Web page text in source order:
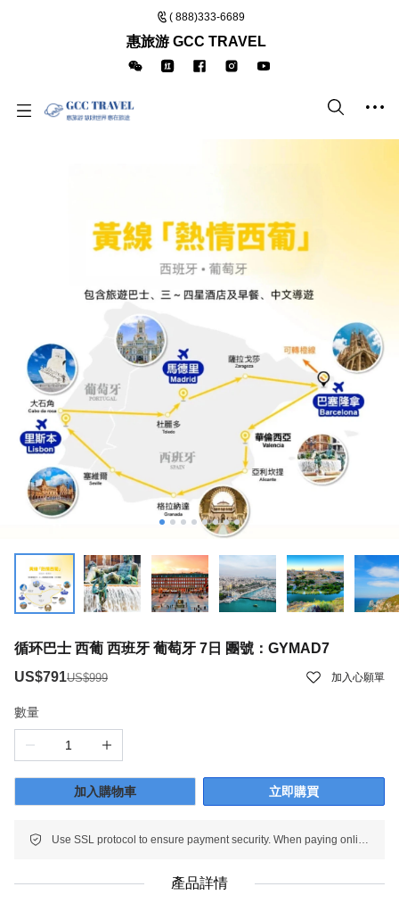
( 888)333-6689
惠旅游 GCC TRAVEL
循环巴士 西葡 西班牙 葡萄牙 7日 團號：GYMAD7
US$791US$999 加入心願單
數量
加入購物車 立即購買
Use SSL protocol to ensure payment security. When paying online, your payment information is protected.
產品詳情